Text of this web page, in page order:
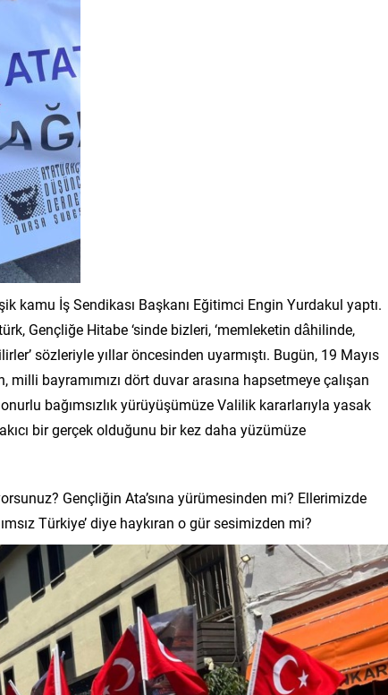
kamu İş Sendikası Başkanı Eğitimci Engin Yurdakul yaptı.
Gençliğe Hitabe ‘sinde bizleri, ‘memleketin dâhilinde,
sözleriyle yıllar öncesinden uyarmıştı. Bugün, 19 Mayıs
bayramımızı dört duvar arasına hapsetmeye çalışan
bağımsızlık yürüyüşümüze Valilik kararlarıyla yasak
bir gerçek olduğunu bir kez daha yüzümüze
Gençliğin Ata’sına yürümesinden mi? Ellerimizde
Türkiye’ diye haykıran o gür sesimizden mi?